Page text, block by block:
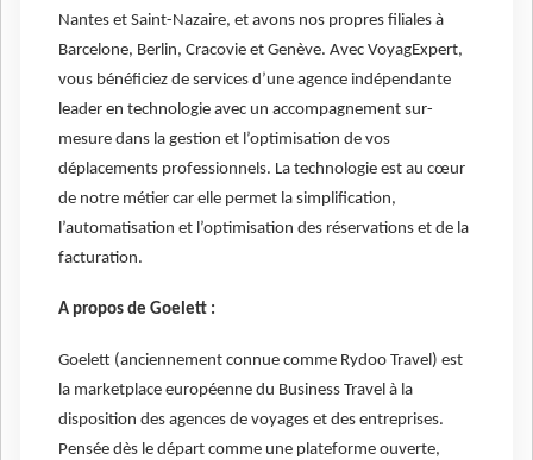
Nantes et Saint-Nazaire, et avons nos propres filiales à
Barcelone, Berlin, Cracovie et Genève. Avec VoyagExpert,
vous bénéficiez de services d’une agence indépendante
leader en technologie avec un accompagnement sur-
mesure dans la gestion et l’optimisation de vos
déplacements professionnels. La technologie est au cœur
de notre métier car elle permet la simplification,
l’automatisation et l’optimisation des réservations et de la
facturation.
A propos de Goelett :
Goelett (anciennement connue comme Rydoo Travel) est
la marketplace européenne du Business Travel à la
disposition des agences de voyages et des entreprises.
Pensée dès le départ comme une plateforme ouverte,